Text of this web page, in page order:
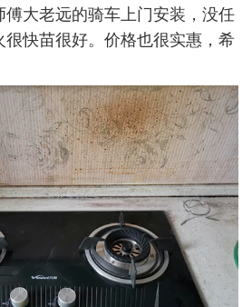
大老远的骑车上门安装，没任
快苗很好。价格也很实惠，希